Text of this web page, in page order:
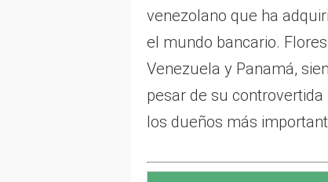
venezolano que ha
el mundo bancario.
Venezuela y Panamá,
pesar de su
los dueños más